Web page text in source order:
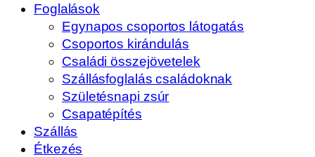
Foglalások
Egynapos csoportos látogatás
Csoportos kirándulás
Családi összejövetelek
Szállásfoglalás családoknak
Születésnapi zsúr
Csapatépítés
Szállás
Étkezés